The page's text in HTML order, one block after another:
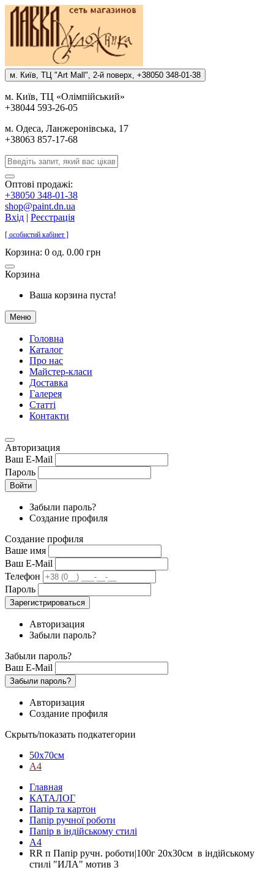
м. Киïв, ТЦ "Art Mall", 2-й поверх, +38050 348-01-38
м. Киïв, ТЦ «Олiмпiйський»
+38044 593-26-05
м. Одеса, Ланжеронiвська, 17
+38063 857-17-68
Оптові продажі:
+38050 348-01-38
shop@paint.dn.ua
Вхід | Реєстрація
[ особистий кабінет ]
Корзина: 0 од. 0.00 грн
Корзина
Ваша корзина пуста!
Меню
Головна
Каталог
Про нас
Майстер-класи
Доставка
Галерея
Статтi
Контакти
Авторизация
Ваш E-Mail
Пароль
Войти
Забыли пароль?
Создание профиля
Создание профиля
Ваше имя
Ваш E-Mail
Телефон
Пароль
Зарегистрироваться
Авторизация
Забыли пароль?
Забыли пароль?
Ваш E-Mail
Забыли пароль?
Авторизация
Создание профиля
Скрыть/показать подкатегории
50х70см
А4
Главная
КАТАЛОГ
Папір та картон
Папір ручної роботи
Папір в індійському стилі
А4
RR п Папір ручн. роботи|100г 20х30см в індійському
стилі "ИЛА" мотив 3